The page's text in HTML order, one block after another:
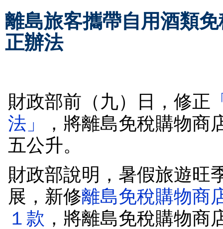
離島旅客攜帶自用酒類
正辦法
財政部前（九）日，修正
法」
，將離島免稅購物
五公升。
財政部說明，暑假旅遊旺
展，新修離島免稅購物商
１款 ，將離島免稅購物